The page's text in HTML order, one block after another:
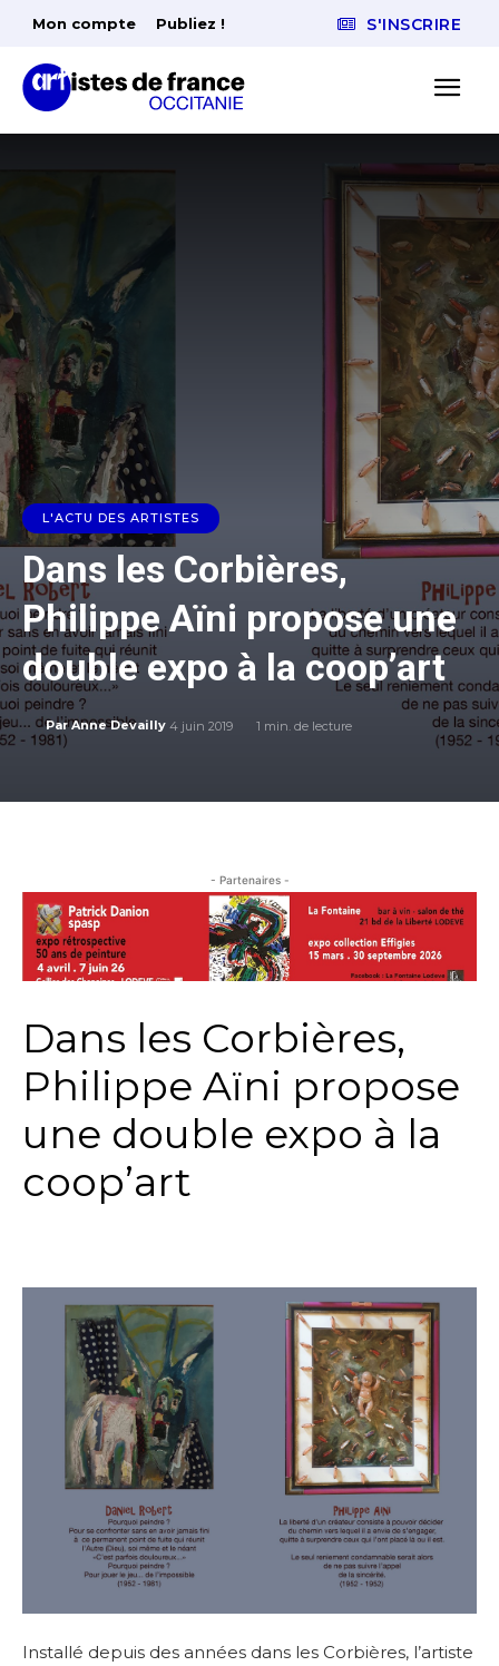
Mon compte Publiez ! S'INSCRIRE
L'ACTU DES ARTISTES
Dans les Corbières,
Philippe Aïni propose une
double expo à la coop’art
Par Anne Devailly 4 juin 2019 1 min. de lecture
- Partenaires -
Dans les Corbières,
Philippe Aïni propose
une double expo à la
coop’art
Installé depuis des années dans les Corbières, l’artiste